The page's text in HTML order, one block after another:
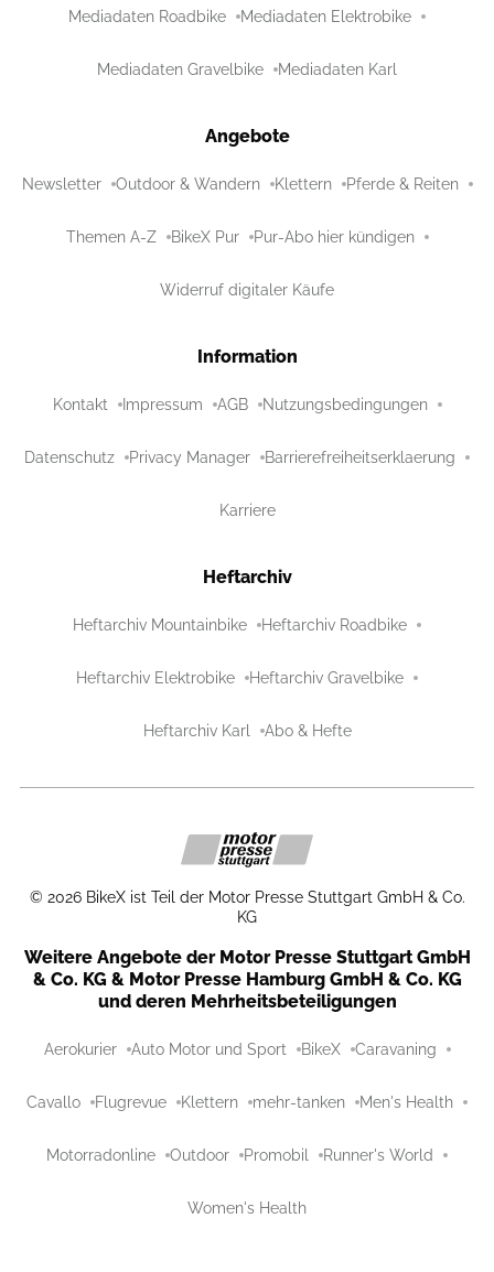
Mediadaten Roadbike Mediadaten Elektrobike
Mediadaten Gravelbike Mediadaten Karl
Angebote
Newsletter Outdoor & Wandern Klettern Pferde & Reiten
Themen A-Z BikeX Pur Pur-Abo hier kündigen
Widerruf digitaler Käufe
Information
Kontakt Impressum AGB Nutzungsbedingungen
Datenschutz Privacy Manager Barrierefreiheitserklaerung
Karriere
Heftarchiv
Heftarchiv Mountainbike Heftarchiv Roadbike
Heftarchiv Elektrobike Heftarchiv Gravelbike
Heftarchiv Karl Abo & Hefte
© 2026 BikeX ist Teil der Motor Presse Stuttgart GmbH & Co.
KG
Weitere Angebote der Motor Presse Stuttgart GmbH
& Co. KG & Motor Presse Hamburg GmbH & Co. KG
und deren Mehrheitsbeteiligungen
Aerokurier Auto Motor und Sport BikeX Caravaning
Cavallo Flugrevue Klettern mehr-tanken Men's Health
Motorradonline Outdoor Promobil Runner's World
Women's Health